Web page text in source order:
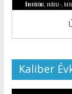
Kaliber